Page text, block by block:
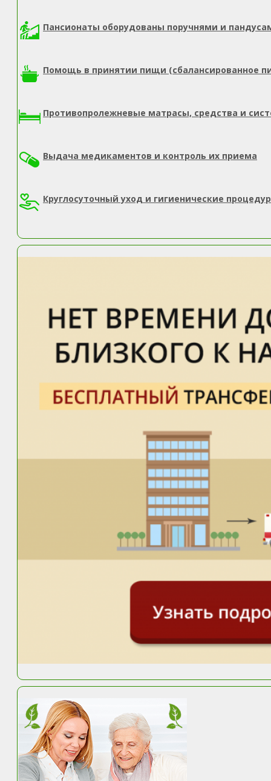
Пансионаты оборудованы поручнями и
Помощь в принятии пищи (сбалансированное
Противопролежневые матрасы, средства и
Выдача медикаментов и контроль их приема
Круглосуточный уход и гигиенические